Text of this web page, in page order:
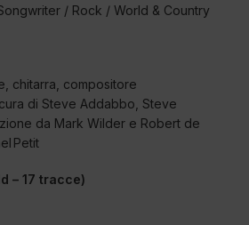
/ Rock / World & Country
chitarra, compositore
di Steve Addabbo, Steve
da Mark Wilder e Robert de
Petit
– 17 tracce)